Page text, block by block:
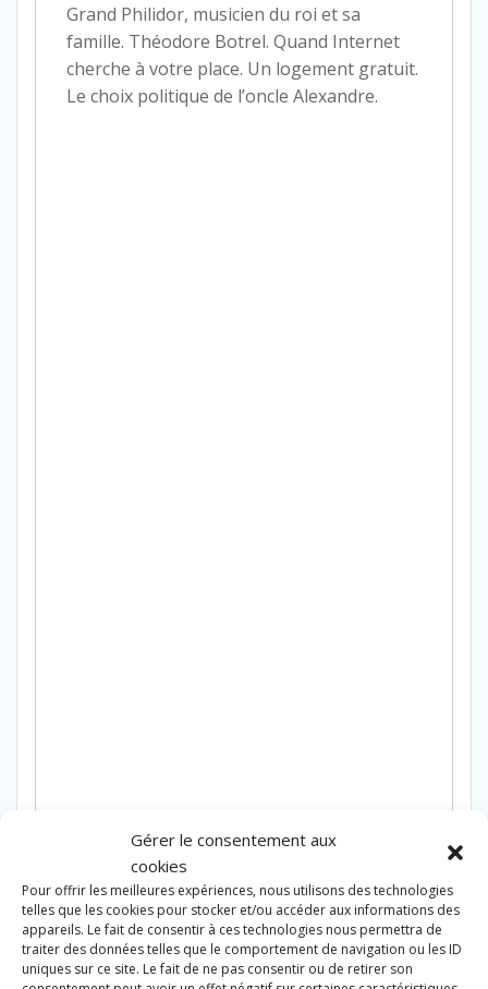
Gérer le consentement aux
cookies
Pour offrir les meilleures expériences, nous utilisons des technologies
telles que les cookies pour stocker et/ou accéder aux informations des
appareils. Le fait de consentir à ces technologies nous permettra de
traiter des données telles que le comportement de navigation ou les ID
uniques sur ce site. Le fait de ne pas consentir ou de retirer son
Grand Philidor, musicien du roi et sa
famille. Théodore Botrel. Quand Internet
cherche à votre place. Un logement gratuit.
Le choix politique de l’oncle Alexandre.